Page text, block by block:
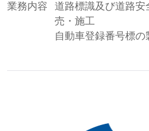
業務内容
道路標識及び道路安
売・施工
自動車登録番号標の